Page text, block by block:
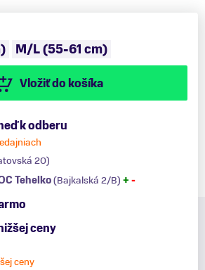
M/L (55-61 cm)
Vložiť do košíka
k odberu
20)
Tehelko(Bajkalská 2/B) + -
ceny
ceny